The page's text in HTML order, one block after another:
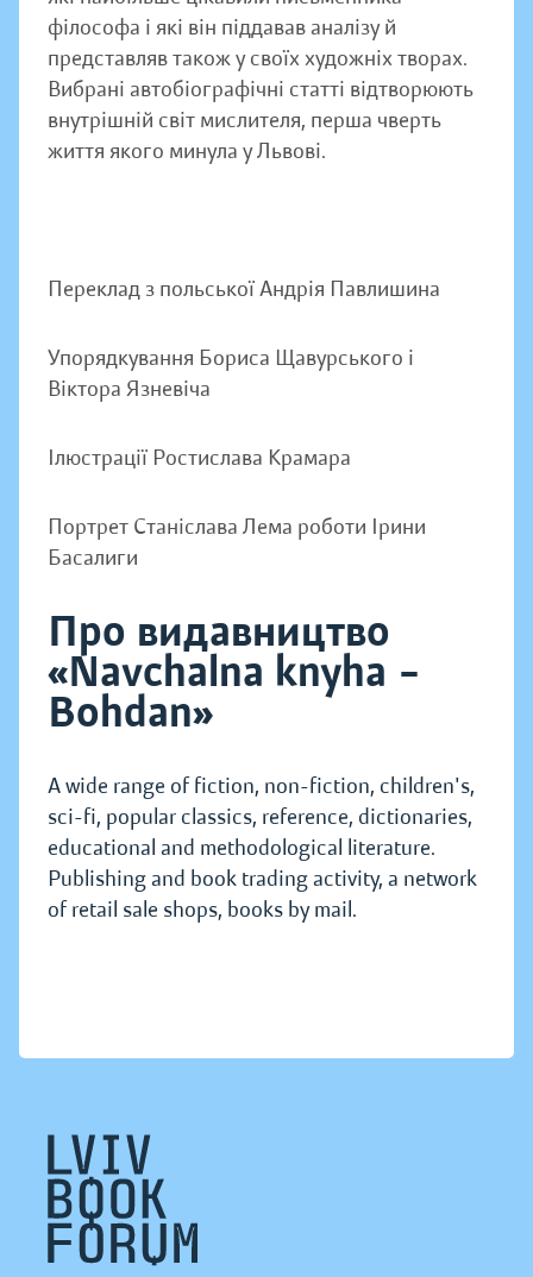
філософа і які він піддавав аналізу й
представляв також у своїх художніх творах.
Вибрані автобіографічні статті відтворюють
внутрішній світ мислителя, перша чверть
життя якого минула у Львові.
Переклад з польської Андрія Павлишина
Упорядкування Бориса Щавурського і
Віктора Язневіча
Ілюстрації Ростислава Крамара
Портрет Станіслава Лема роботи Ірини
Басалиги
Про видавництво
«Navchalna knyha –
Bohdan»
A wide range of fiction, non-fiction, children's,
sci-fi, popular classics, reference, dictionaries,
educational and methodological literature.
Publishing and book trading activity, a network
of retail sale shops, books by mail.